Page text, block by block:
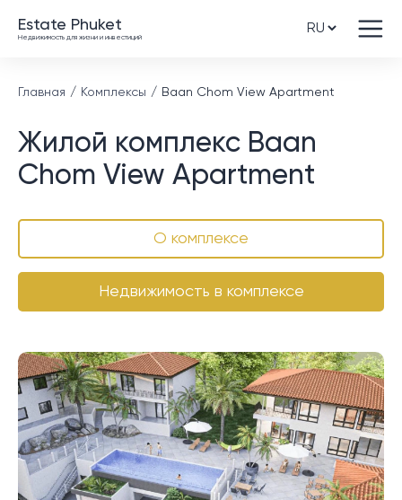
Estate Phuket
Недвижимость для жизни и инвестиций
Главная Комплексы Baan Chom View Apartment
Жилой комплекс Baan
Chom View Apartment
О комплексе
Недвижимость в комплексе